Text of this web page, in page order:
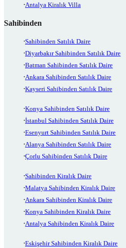
Antalya Kiralık Villa
Sahibinden
Sahibinden Satılık Daire
Diyarbakır Sahibinden Satılık Daire
Batman Sahibinden Satılık Daire
Ankara Sahibinden Satılık Daire
Kayseri Sahibinden Satılık Daire
Konya Sahibinden Satılık Daire
İstanbul Sahibinden Satılık Daire
Esenyurt Sahibinden Satılık Daire
Alanya Sahibinden Satılık Daire
Çorlu Sahibinden Satılık Daire
Sahibinden Kiralık Daire
Malatya Sahibinden Kiralık Daire
Ankara Sahibinden Kiralık Daire
Konya Sahibinden Kiralık Daire
Antalya Sahibinden Kiralık Daire
Eskişehir Sahibinden Kiralık Daire